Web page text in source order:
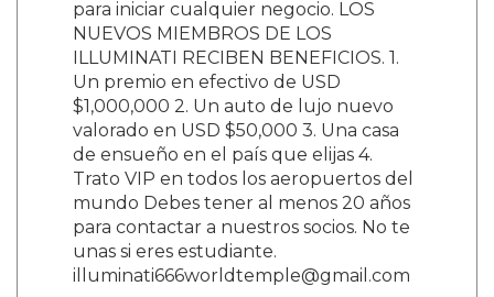
para iniciar cualquier negocio. LOS
NUEVOS MIEMBROS DE LOS
ILLUMINATI RECIBEN BENEFICIOS. 1.
Un premio en efectivo de USD
$1,000,000 2. Un auto de lujo nuevo
valorado en USD $50,000 3. Una casa
de ensueño en el país que elijas 4.
Trato VIP en todos los aeropuertos del
mundo Debes tener al menos 20 años
para contactar a nuestros socios. No te
unas si eres estudiante.
illuminati666worldtemple@gmail.com